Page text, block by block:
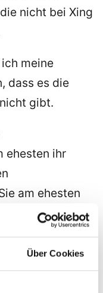
Über Cookies
nicht bei Xing
meine
dass es die
gibt.
ehesten ihr
am ehesten
verbauen